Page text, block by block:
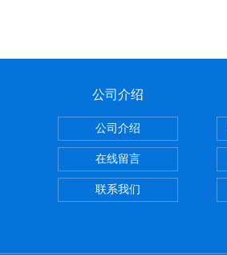
公司介绍
公司介绍
在线留言
联系我们